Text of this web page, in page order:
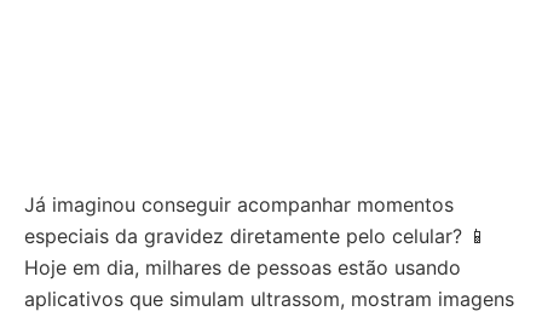
Já imaginou conseguir acompanhar momentos
especiais da gravidez diretamente pelo celular? 📱
Hoje em dia, milhares de pessoas estão usando
aplicativos que simulam ultrassom, mostram imagens